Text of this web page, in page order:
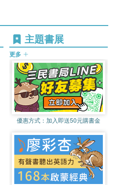
主題書展
更多
優惠方式： 加入即送50元購書金